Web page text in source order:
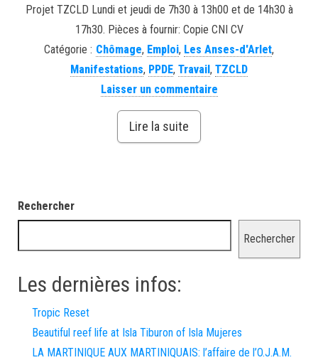
Projet TZCLD Lundi et jeudi de 7h30 à 13h00 et de 14h30 à
17h30. Pièces à fournir: Copie CNI CV
Catégorie : Chômage, Emploi, Les Anses-d'Arlet,
Manifestations, PPDE, Travail, TZCLD
Laisser un commentaire
Lire la suite
Rechercher
Rechercher
Les dernières infos:
Tropic Reset
Beautiful reef life at Isla Tiburon of Isla Mujeres
LA MARTINIQUE AUX MARTINIQUAIS: l’affaire de l’O.J.A.M.